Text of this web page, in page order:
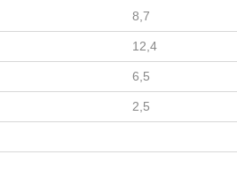
8,7
12,4
6,5
2,5